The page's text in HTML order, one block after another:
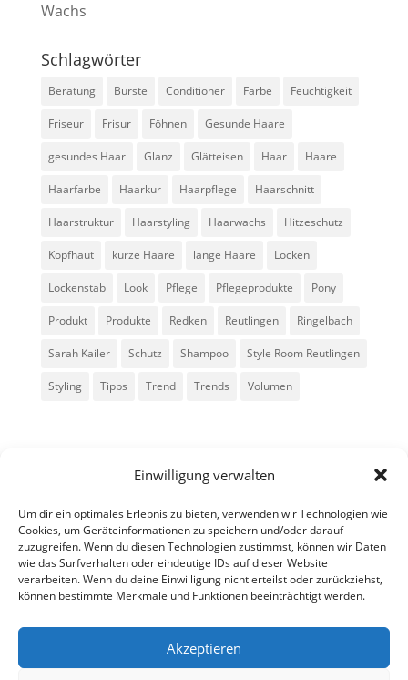
Einwilligung verwalten
Um dir ein optimales Erlebnis zu bieten, verwenden wir Technologien wie
Cookies, um Geräteinformationen zu speichern und/oder darauf
zuzugreifen. Wenn du diesen Technologien zustimmst, können wir Daten
wie das Surfverhalten oder eindeutige IDs auf dieser Website
verarbeiten. Wenn du deine Einwilligung nicht erteilst oder zurückziehst,
können bestimmte Merkmale und Funktionen beeinträchtigt werden.
Akzeptieren
Wachs
Schlagwörter
Beratung Bürste Conditioner Farbe Feuchtigkeit
Friseur Frisur Föhnen Gesunde Haare
gesundes Haar Glanz Glätteisen Haar Haare
Haarfarbe Haarkur Haarpflege Haarschnitt
Haarstruktur Haarstyling Haarwachs Hitzeschutz
Kopfhaut kurze Haare lange Haare Locken
Lockenstab Look Pflege Pflegeprodukte Pony
Produkt Produkte Redken Reutlingen Ringelbach
Sarah Kailer Schutz Shampoo Style Room Reutlingen
Styling Tipps Trend Trends Volumen
Alle Rechte vorbehalten - Sarah Kailer